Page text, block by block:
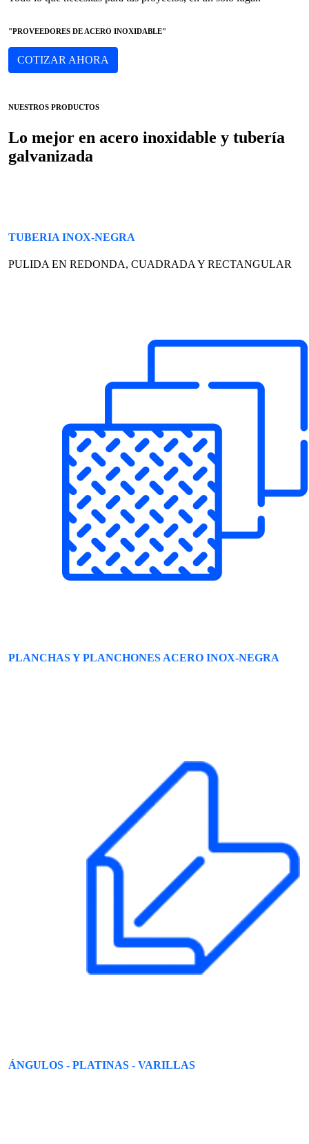
"PROVEEDORES DE ACERO INOXIDABLE"
COTIZAR AHORA
NUESTROS PRODUCTOS
Lo mejor en acero inoxidable y tubería
galvanizada
TUBERIA INOX-NEGRA
PULIDA EN REDONDA, CUADRADA Y RECTANGULAR
PLANCHAS Y PLANCHONES ACERO INOX-NEGRA
ÁNGULOS - PLATINAS - VARILLAS